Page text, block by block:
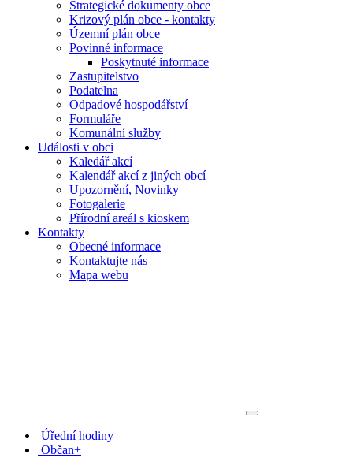
Strategické dokumenty obce
Krizový plán obce - kontakty
Územní plán obce
Povinné informace
Poskytnuté informace
Zastupitelstvo
Podatelna
Odpadové hospodářství
Formuláře
Komunální služby
Události v obci
Kaledář akcí
Kalendář akcí z jiných obcí
Upozornění, Novinky
Fotogalerie
Přírodní areál s kioskem
Kontakty
Obecné informace
Kontaktujte nás
Mapa webu
Úřední hodiny
Občan+